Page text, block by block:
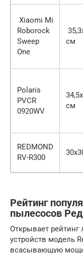
Xiaomi Mi
Roborock
Sweep
One
см
Polaris
PVCR
0920WV
см
REDMOND
RV-R300
Рейтинг
пылесосов
Открывает
устройств модель
всасывающую